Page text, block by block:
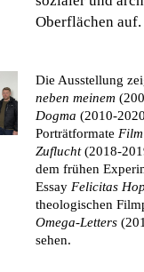
Oberflächen auf.
Die Ausstellung
neben meinem
Dogma (2010-
Porträtformate
Zuflucht(2018-
dem frühen
Essay Felicitas
theologischen
Omega-Letters
sehen.